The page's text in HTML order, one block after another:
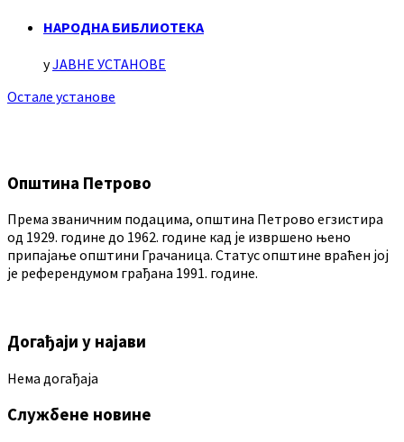
НАРОДНА БИБЛИОТЕКА
уЈАВНЕ УСТАНОВЕ
Остале установе
Општина Петрово
Према званичним подацима, општина Петрово егзистира
од 1929. године до 1962. године кад је извршено њено
припајање општини Грачаница. Статус општине враћен јој
је референдумом грађана 1991. године.
Догађаји у најави
Нема догађаја
Службене новине